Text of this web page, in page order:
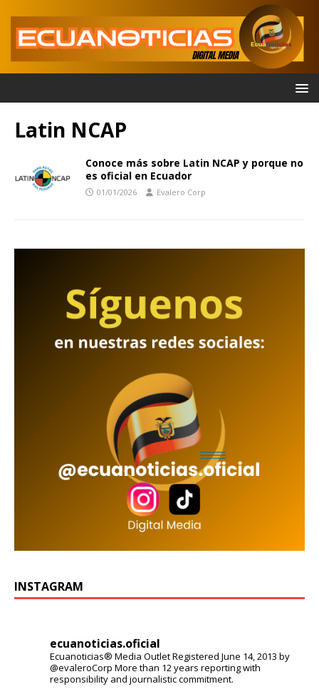
Latin NCAP
Conoce más sobre Latin NCAP y porque no
es oficial en Ecuador
01/01/2026 Evalero Corp
INSTAGRAM
ecuanoticias.oficial
Ecuanoticias® Media OutletRegistered June 14, 2013 by
@evaleroCorp More than 12 years reporting with
responsibility and journalistic commitment.